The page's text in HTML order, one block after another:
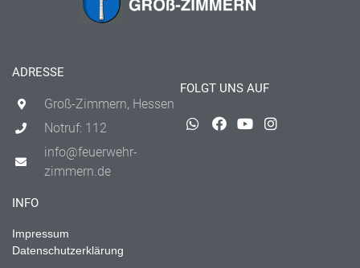
ADRESSE
Groß-Zimmern, Hessen
Notruf: 112
info@feuerwehr-
zimmern.de
FOLGT UNS AUF
INFO
Impressum
Datenschutzerklärung